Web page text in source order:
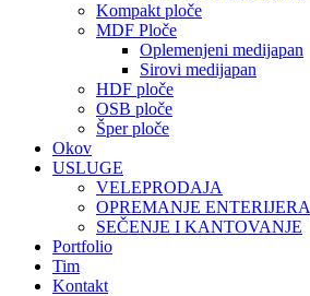
Kompakt ploče
MDF Ploče
Oplemenjeni medijapan
Sirovi medijapan
HDF ploče
OSB ploče
Šper ploče
Okov
USLUGE
VELEPRODAJA
OPREMANJE ENTERIJERA
SEČENJE I KANTOVANJE
Portfolio
Tim
Kontakt